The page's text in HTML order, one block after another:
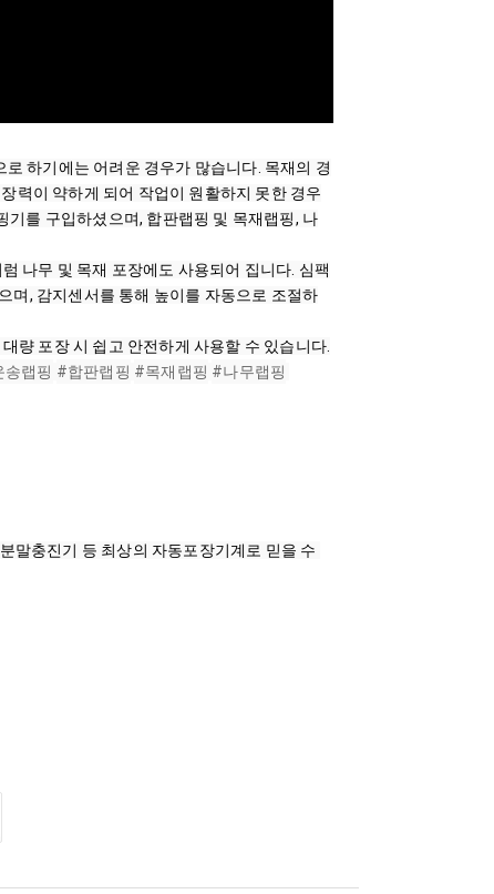
하기에는 어려운 경우가 많습니다. 목재의 경
력이 약하게 되어 작업이 원활하지 못한 경우
를 구입하셨으며, 합판랩핑 및 목재랩핑, 나
나무 및 목재 포장에도 사용되어 집니다. 심팩
며, 감지센서를 통해 높이를 자동으로 조절하
량 포장 시 쉽고 안전하게 사용할 수 있습니다.
랩핑 #합판랩핑 #목재랩핑 #나무랩핑
말충진기 등 최상의 자동포장기계로 믿을 수